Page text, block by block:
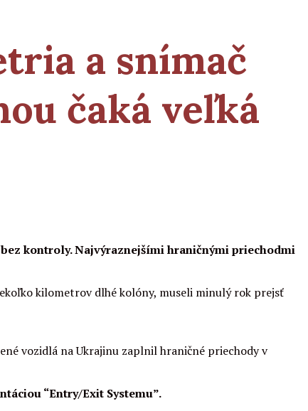
a snímač
čaká veľká
kontroly. Najvýraznejšími hraničnými priechodmi
kilometrov dlhé kolóny, museli minulý rok prejsť
vozidlá na Ukrajinu zaplnil hraničné priechody v
“Entry/Exit Systemu”.